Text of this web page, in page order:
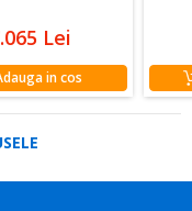
Lei
in cos